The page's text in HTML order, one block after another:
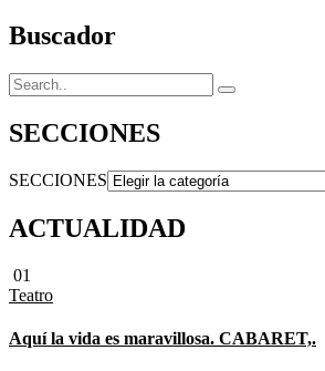
Buscador
SECCIONES
SECCIONES
ACTUALIDAD
01
Teatro
Aquí la vida es maravillosa. CABARET,.